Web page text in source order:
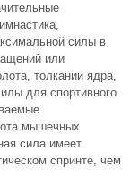
силы в
или
толкании ядра,
для спортивного
мышечных
сила имеет
спринте, чем